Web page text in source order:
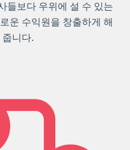
들보다 우위에 설 수 있는
운 수익원을 창출하게 해
니다.